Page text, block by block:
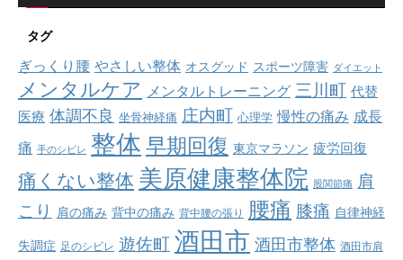
タグ
ぎっくり腰 やさしい整体 オスグッド スポーツ障害 ダイエット
メンタルケア メンタルトレーニング 三川町 代替
医療 体調不良 坐骨神経痛 庄内町 心理学 慢性の痛み 成長
痛 手のシビレ 整体 早期回復 東京マラソン 疲労回復
痛くない整体 美原健康整体院 股関節痛 肩
こり 肩の痛み 背中の痛み 背中腰の張り 腰痛 膝痛 自律神経
失調症 足のシビレ 遊佐町 酒田市 酒田市整体 酒田市肩